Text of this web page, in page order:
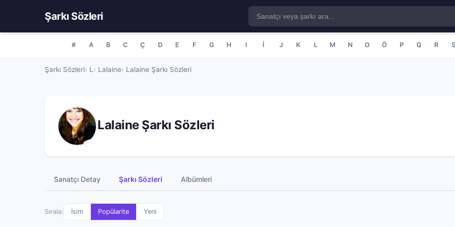
Şarkı Sözleri
# A B C Ç D E F G H I İ J K L M N O Ö P Q R S
Şarkı Sözleri L Lalaine Lalaine Şarkı Sözleri
Lalaine Şarkı Sözleri
Sanatçı Detay Şarkı Sözleri Albümleri
Sırala: İsim Popülarite Yeni